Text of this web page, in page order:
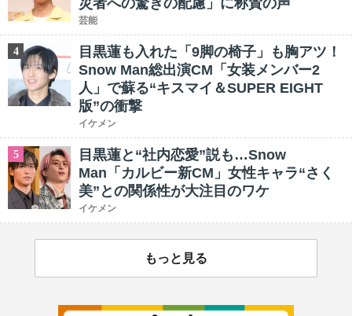
災者への驚きの配慮」に称賛の声
芸能
4
目黒蓮も入れた「9脚の椅子」も胸アツ！
Snow Man総出演CM「女装メンバー2
人」で蘇る“キスマイ＆SUPER EIGHT
版”の衝撃
イケメン
5
目黒蓮と“社内恋愛”説も…Snow
Man「カルビー新CM」女性キャラ“さく
美”との関係性が大注目のワケ
イケメン
もっと見る